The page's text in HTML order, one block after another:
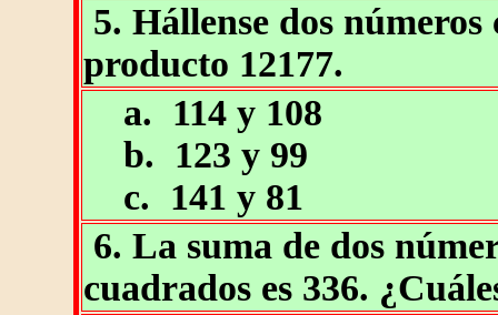
5. Hállense dos números
producto 12177.
a. 114 y 108
b. 123 y 99
c. 141 y 81
6. La suma de dos
cuadrados es 336.